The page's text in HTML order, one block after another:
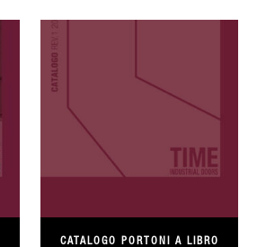
CATALOGO PORTONI A LIBRO